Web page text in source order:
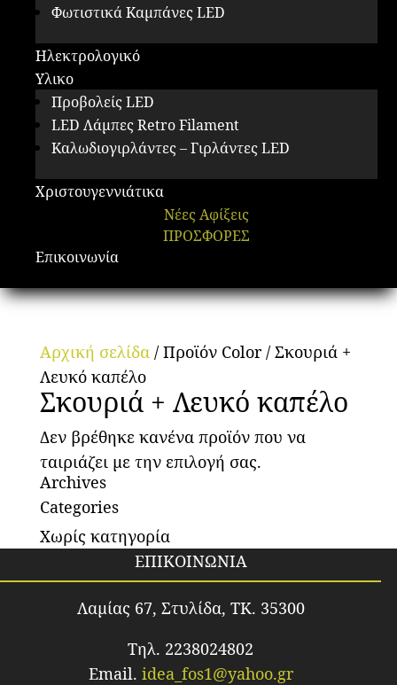
Φωτιστικά Καμπάνες LED
Ηλεκτρολογικό
Υλικο
Προβολείς LED
LED Λάμπες Retro Filament
Καλωδιογιρλάντες – Γιρλάντες LED
Χριστουγεννιάτικα
Νέες Αφίξεις
ΠΡΟΣΦΟΡΕΣ
Επικοινωνία
Αρχική σελίδα/ Προϊόν Color / Σκουριά +
Λευκό καπέλο
Σκουριά + Λευκό καπέλο
Δεν βρέθηκε κανένα προϊόν που να
ταιριάζει με την επιλογή σας.
Archives
Categories
Χωρίς κατηγορία
ΕΠΙΚΟΙΝΩΝΙΑ
Λαμίας 67, Στυλίδα, TK. 35300
Τηλ. 2238024802
Email. idea_fos1@yahoo.gr